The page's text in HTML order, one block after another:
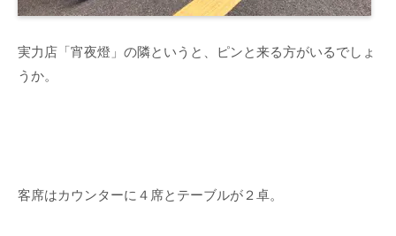
実力店「宵夜燈」の隣というと、ピンと来る方がいるでしょ
うか。
客席はカウンターに４席とテーブルが２卓。